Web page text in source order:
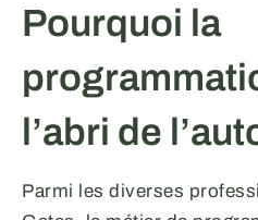
Pourquoi la
l’abri de
Parmi les diverses